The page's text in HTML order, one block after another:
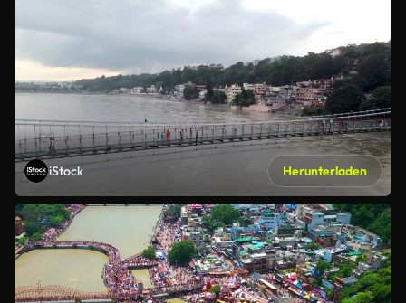
iStock Herunterladen